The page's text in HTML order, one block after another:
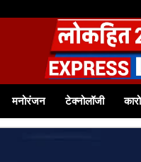
बनीं श्रीमती टीना बागवान समूह
मनोरंजन टेक्नोलॉजी